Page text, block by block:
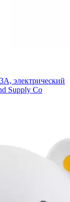
электрический
Supply Co